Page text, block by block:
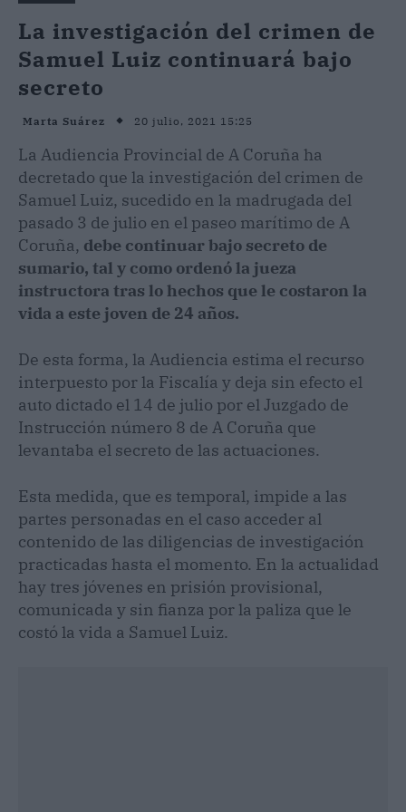
La investigación del crimen de
Samuel Luiz continuará bajo
secreto
Marta Suárez 20 julio, 2021 15:25
La Audiencia Provincial de A Coruña ha
decretado que la investigación del crimen de
Samuel Luiz, sucedido en la madrugada del
pasado 3 de julio en el paseo marítimo de A
Coruña, debe continuar bajo secreto de
sumario, tal y como ordenó la jueza
instructora tras lo hechos que le costaron la
vida a este joven de 24 años.
De esta forma, la Audiencia estima el recurso
interpuesto por la Fiscalía y deja sin efecto el
auto dictado el 14 de julio por el Juzgado de
Instrucción número 8 de A Coruña que
levantaba el secreto de las actuaciones.
Esta medida, que es temporal, impide a las
partes personadas en el caso acceder al
contenido de las diligencias de investigación
practicadas hasta el momento. En la actualidad
hay tres jóvenes en prisión provisional,
comunicada y sin fianza por la paliza que le
costó la vida a Samuel Luiz.